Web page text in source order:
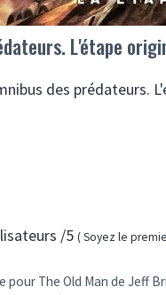
L'étape
des prédateurs.
/5 (Soyez le
pour The Old Man de Jeff